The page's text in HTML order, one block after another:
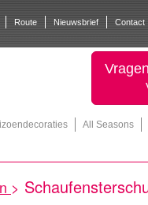
Route Nieuwsbrief Contact
All Seasons
>